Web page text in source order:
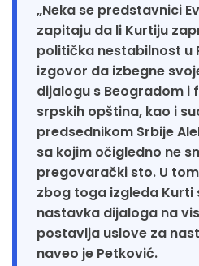
„Neka se predstavnici
zapitaju da li Kurtiju
politička nestabilnost u
izgovor da izbegne
dijalogu s Beogradom i
srpskih opština, kao i
predsednikom Srbije
sa kojim očigledno ne
pregovarački sto. U
zbog toga izgleda Kurti
nastavka dijaloga na
postavlja uslove za
naveo je Petković.